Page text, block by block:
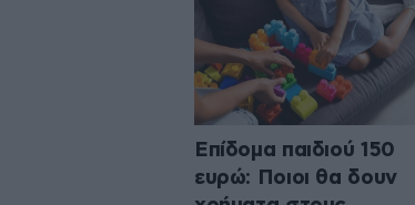
Επίδομα παιδιού 150
ευρώ: Ποιοι θα δουν